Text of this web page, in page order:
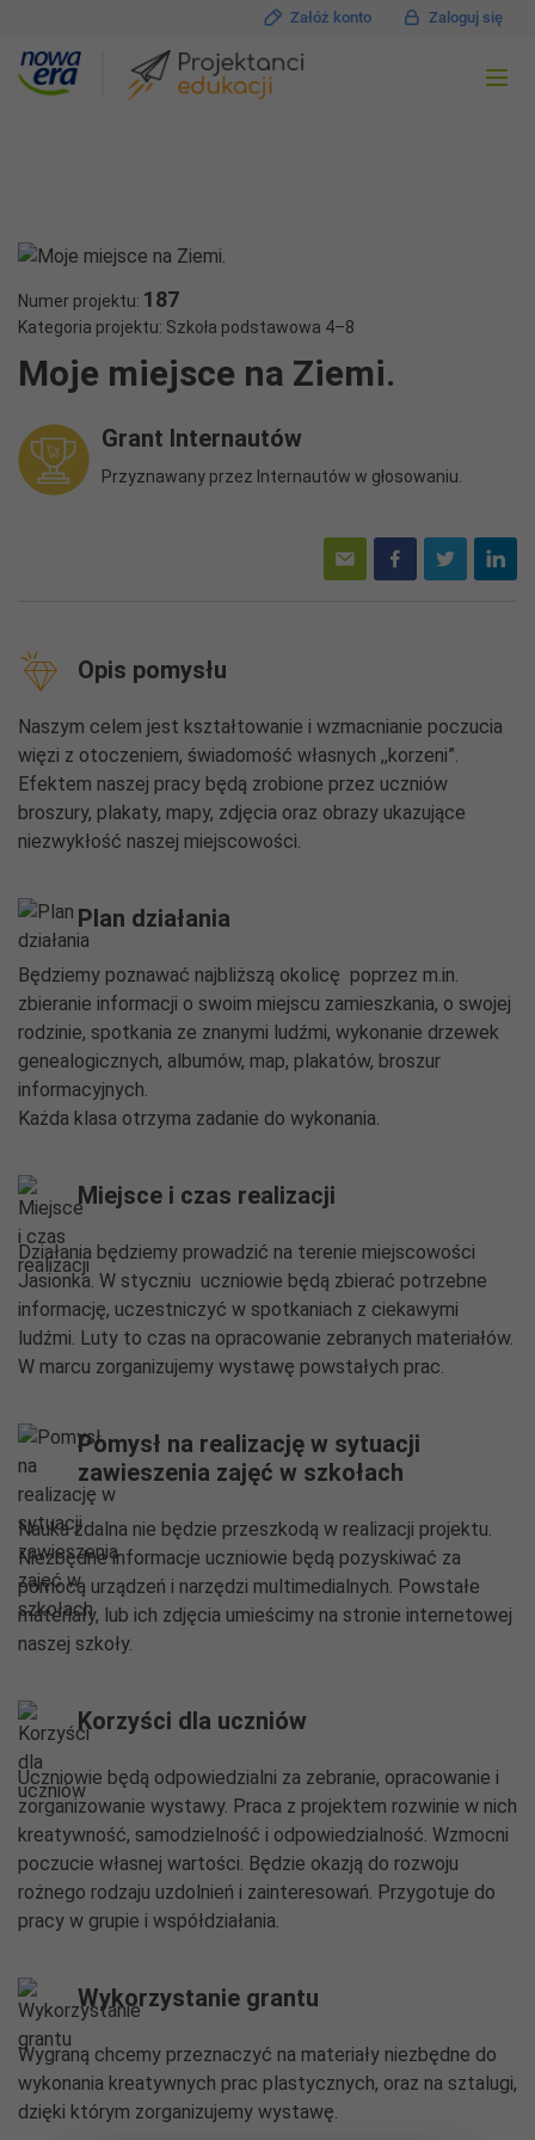
Załóż konto Zaloguj się
Numer projektu: 187
Kategoria projektu: Szkoła podstawowa 4–8
Moje miejsce na Ziemi.
Grant Internautów
Przyznawany przez Internautów w głosowaniu.
Opis pomysłu
Naszym celem jest kształtowanie i wzmacnianie poczucia
więzi z otoczeniem, świadomość własnych ,,korzeni”.
Efektem naszej pracy będą zrobione przez uczniów
broszury, plakaty, mapy, zdjęcia oraz obrazy ukazujące
niezwykłość naszej miejscowości.
Plan działania
Będziemy poznawać najbliższą okolicę poprzez m.in.
zbieranie informacji o swoim miejscu zamieszkania, o swojej
rodzinie, spotkania ze znanymi ludźmi, wykonanie drzewek
genealogicznych, albumów, map, plakatów, broszur
informacyjnych.
Każda klasa otrzyma zadanie do wykonania.
Miejsce i czas realizacji
Działania będziemy prowadzić na terenie miejscowości
Jasionka. W styczniu uczniowie będą zbierać potrzebne
informację, uczestniczyć w spotkaniach z ciekawymi
ludźmi. Luty to czas na opracowanie zebranych materiałów.
W marcu zorganizujemy wystawę powstałych prac.
Pomysł na realizację w sytuacji
zawieszenia zajęć w szkołach
Nauka zdalna nie będzie przeszkodą w realizacji projektu.
Niezbędne informacje uczniowie będą pozyskiwać za
pomocą urządzeń i narzędzi multimedialnych. Powstałe
materiały, lub ich zdjęcia umieścimy na stronie internetowej
naszej szkoły.
Korzyści dla uczniów
Uczniowie będą odpowiedzialni za zebranie, opracowanie i
zorganizowanie wystawy. Praca z projektem rozwinie w nich
kreatywność, samodzielność i odpowiedzialność. Wzmocni
poczucie własnej wartości. Będzie okazją do rozwoju
rożnego rodzaju uzdolnień i zainteresowań. Przygotuje do
pracy w grupie i współdziałania.
Wykorzystanie grantu
Wygraną chcemy przeznaczyć na materiały niezbędne do
wykonania kreatywnych prac plastycznych, oraz na sztalugi,
dzięki którym zorganizujemy wystawę.